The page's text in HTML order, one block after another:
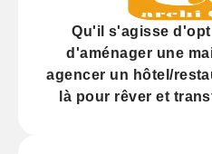
Qu'il s'agisse d'
d'aménager une
agencer un hôtel/
là pour rêver et